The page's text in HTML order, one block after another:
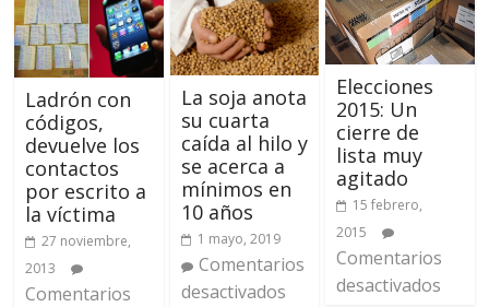
Ladrón con
códigos,
devuelve los
contactos
por escrito a
la víctima
27 noviembre,
2013
Comentarios
La soja anota
su cuarta
caída al hilo y
se acerca a
mínimos en
10 años
1 mayo, 2019
Comentarios
desactivados
Elecciones
2015: Un
cierre de
lista muy
agitado
15 febrero,
2015
Comentarios
desactivados